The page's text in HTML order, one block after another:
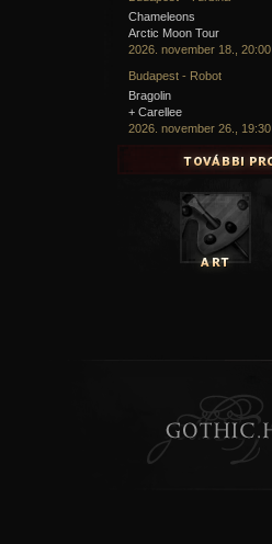
Chameleons
Arctic Moon Tour
2026. november 18., 20:00
Budapest - Robot
Bragolin
+ Carellee
2026. november 26., 19:30